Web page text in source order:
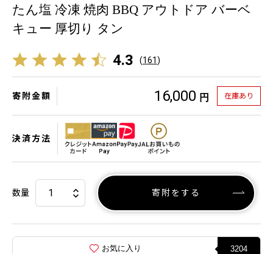
たん塩 冷凍 焼肉 BBQ アウトドア バーベ
キュー 厚切り タン
4.3 (161)
寄附金額 16,000 円 在庫あり
決済方法
数量 寄附をする
お気に入り 3204